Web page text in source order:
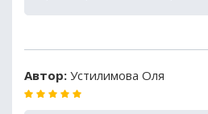
Автор: Устилимова Оля